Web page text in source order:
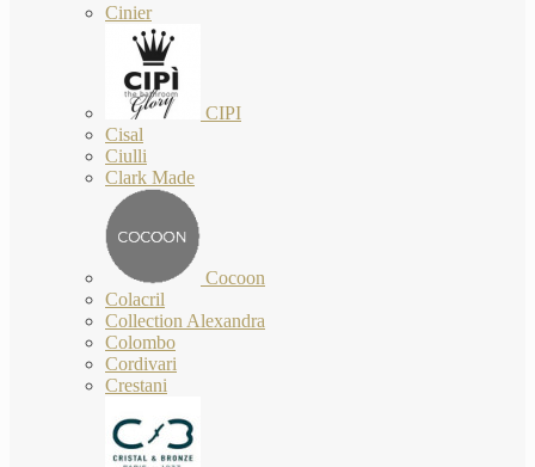
Cinier
CIPI
Cisal
Ciulli
Clark Made
Cocoon
Colacril
Collection Alexandra
Colombo
Cordivari
Crestani